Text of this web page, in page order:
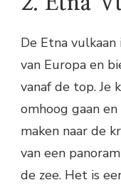
De Etna
van Europa en
vanaf de top. Je
omhoog gaan
maken naar de
van een
de zee. Het is